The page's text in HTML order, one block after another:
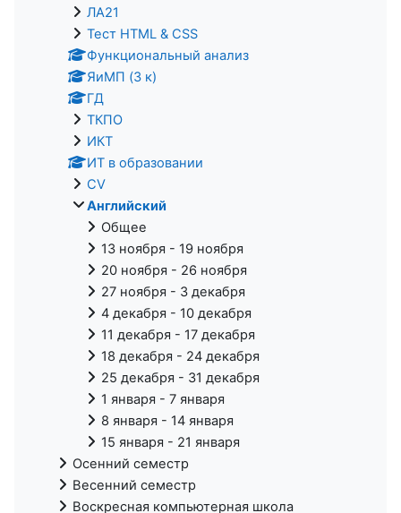
ЛА21
Тест HTML & CSS
Функциональный анализ
ЯиМП (3 к)
ГД
ТКПО
ИКТ
ИТ в образовании
CV
Английский
Общее
13 ноября - 19 ноября
20 ноября - 26 ноября
27 ноября - 3 декабря
4 декабря - 10 декабря
11 декабря - 17 декабря
18 декабря - 24 декабря
25 декабря - 31 декабря
1 января - 7 января
8 января - 14 января
15 января - 21 января
Осенний семестр
Весенний семестр
Воскресная компьютерная школа